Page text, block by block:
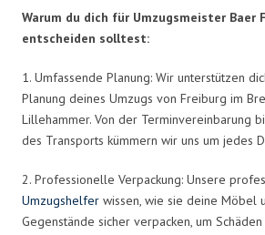
Warum du dich für Umzugsmeister Baer
entscheiden solltest:
1. Umfassende Planung: Wir unterstützen
Planung deines Umzugs von Freiburg im
Lillehammer. Von der Terminvereinbarung
des Transports kümmern wir uns um jedes
2. Professionelle Verpackung: Unsere
Umzugshelfer wissen, wie sie deine Möbel
Gegenstände sicher verpacken, um